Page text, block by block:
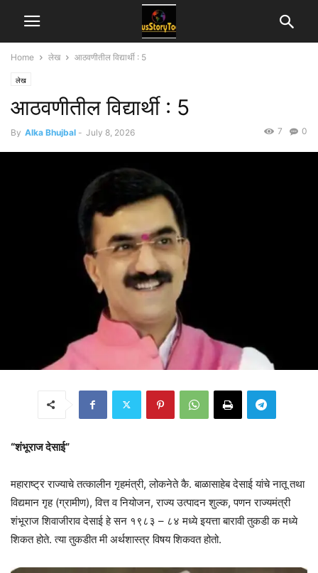
Home लेख आठवणीतील विद्यार्थी : 5
लेख
आठवणीतील विद्यार्थी : 5
By Alka Bhujbal - July 8, 2026 0
7
“शंभूराज देसाई”
महाराष्ट्र राज्याचे तत्कालीन गृहमंत्री, लोकनेते कै. बाळासाहेब देसाई यांचे नातू तथा
विद्यमान गृह (ग्रामीण), वित्त व नियोजन, राज्य उत्पादन शुल्क, पणन राज्यमंत्री
शंभूराज शिवाजीराव देसाई हे सन १९८३ – ८४ मध्ये इयत्ता बारावी तुकडी क मध्ये
शिकत होते. त्या तुकडीत मी अर्थशास्त्र विषय शिकवत होतो.